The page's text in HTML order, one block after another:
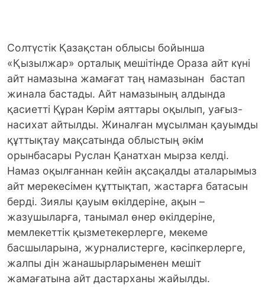
Солтүстік Қазақстан облысы бойынша
«Қызылжар» орталық мешітінде Ораза айт күні
айт намазына жамағат таң намазынан бастап
жинала бастады. Айт намазының алдында
қасиетті Құран Кәрім аяттары оқылып, уағыз-
насихат айтылды. Жиналған мұсылман қауымды
құттықтау мақсатында облыстың әкім
орынбасары Руслан Қанатхан мырза келді.
Намаз оқылғаннан кейін ақсақалды аталарымыз
айт мерекесімен құттықтап, жастарға батасын
берді. Зиялы қауым өкілдеріне, ақын –
жазушыларға, танымал өнер өкілдеріне,
мемлекеттік қызметекерлерге, мекеме
басшыларына, журналистерге, кәсіпкерлерге,
жалпы дін жанашырларыменен мешіт
жамағатына айт дастарханы жайылды.